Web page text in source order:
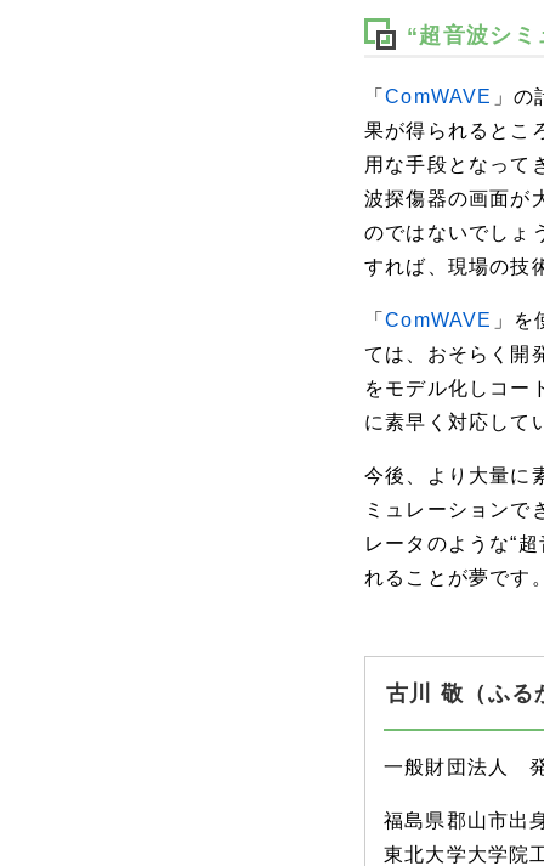
“超音波シ
「ComWAVE 」
果が得られるとこ
用な手段となって
波探傷器の画面が
のではないでしょ
すれば、現場の技
「ComWAVE 」
ては、おそらく開
をモデル化しコー
に素早く対応して
今後、より大量に
ミュレーションで
レータのような“
れることが夢です
古川 敬（ふ
一般財団法人
福島県郡山市出
東北大学大学院